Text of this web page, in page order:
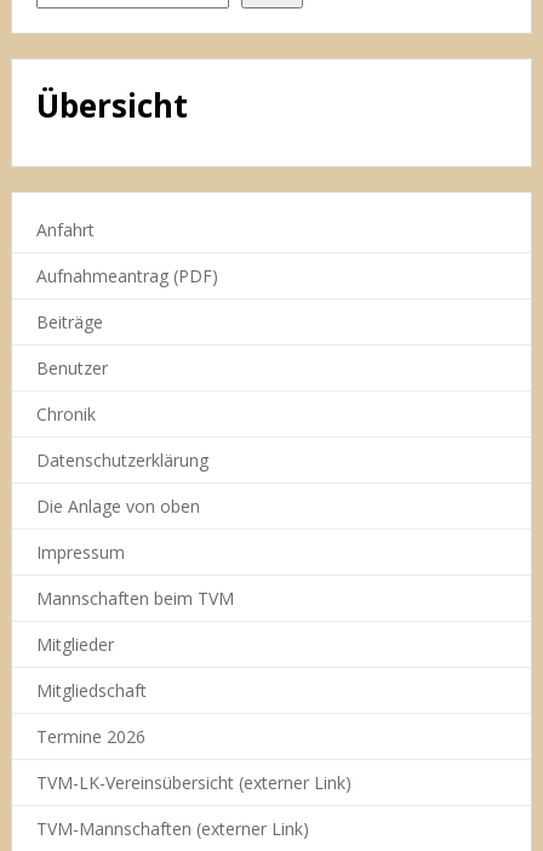
Übersicht
Anfahrt
Aufnahmeantrag (PDF)
Beiträge
Benutzer
Chronik
Datenschutzerklärung
Die Anlage von oben
Impressum
Mannschaften beim TVM
Mitglieder
Mitgliedschaft
Termine 2026
TVM-LK-Vereinsübersicht (externer Link)
TVM-Mannschaften (externer Link)